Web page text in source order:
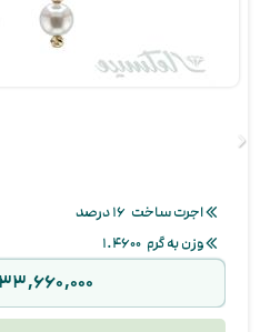
اجرت ساخت ۱۶ درصد
وزن به گرم ۱.۴۶۰۰
۳۳,۶۶۰,۰۰۰ تومان